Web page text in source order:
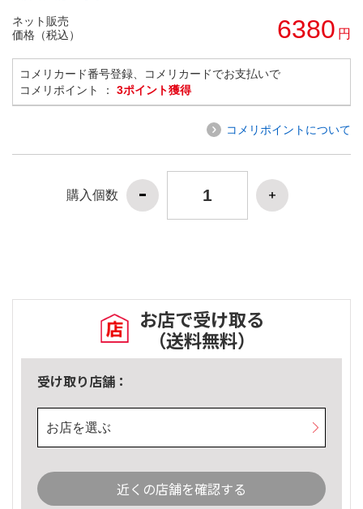
ネット販売
価格（税込）
6380 円
コメリカード番号登録、コメリカードでお支払いで
コメリポイント ： 3ポイント獲得
コメリポイントについて
購入個数
お店で受け取る
（送料無料）
受け取り店舗：
お店を選ぶ
近くの店舗を確認する